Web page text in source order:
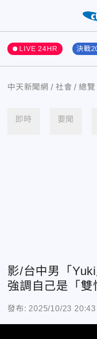
LIVE 24HR 決戰
中天新聞網 社會 總覽
即時 要聞
影/台中男「
強調自己是「雙
發布: 2025/10/23 20:43